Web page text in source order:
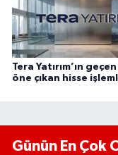
Tera Yatırım’ın
öne çıkan hisse
Günün En Çok